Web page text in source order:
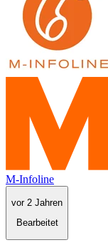
M-Infoline
vor 2 Jahren
Bearbeitet